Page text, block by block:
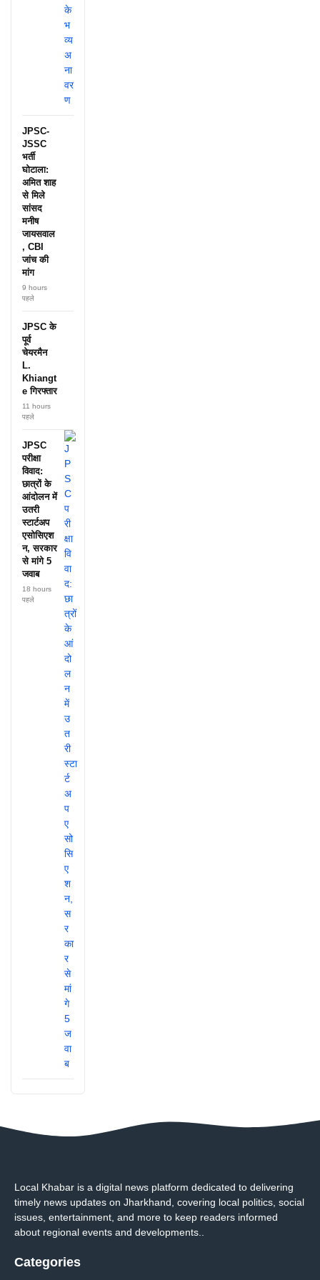
JPSC-
JSSC
भर्ती
घोटाला:
अमित शाह
से मिले
सांसद
मनीष
जायसवाल
, CBI
जांच की
मांग
9 hours
पहले
JPSC के
पूर्व
चेयरमैन
L.
Khiangt
e गिरफ्तार
11 hours
पहले
JPSC
परीक्षा
विवाद:
छात्रों के
आंदोलन में
उतरी
स्टार्टअप
एसोसिएश
न, सरकार
से मांगे 5
जवाब
18 hours
पहले
Local Khabar is a digital news platform dedicated to delivering
timely news updates on Jharkhand, covering local politics, social
issues, entertainment, and more to keep readers informed
about regional events and developments..
Categories